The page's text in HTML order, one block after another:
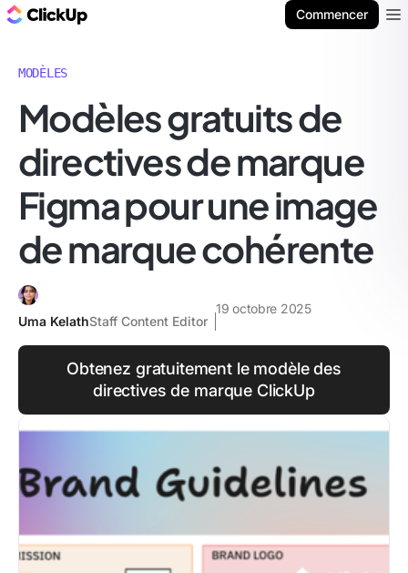
Commencer
MODÈLES
Modèles gratuits de
directives de marque
Figma pour une image
de marque cohérente
Uma KelathStaff Content Editor
19 octobre 2025
Obtenez gratuitement le modèle des
directives de marque ClickUp